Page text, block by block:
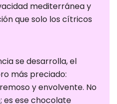
mediterránea y
que solo los cítricos
se desarrolla, el
más preciado:
y envolvente. No
es ese chocolate